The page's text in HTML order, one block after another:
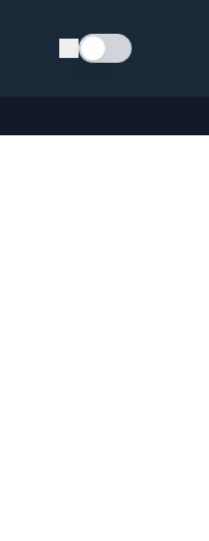
Schimba tema